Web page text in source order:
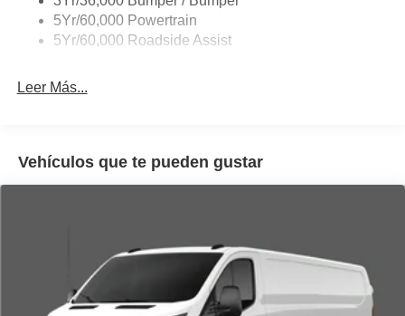
Wipers - Rain-Sensing
5Yr/60,000 Powertrain
5Yr/60,000 Roadside Assist
Leer Más...
Vehículos que te pueden gustar